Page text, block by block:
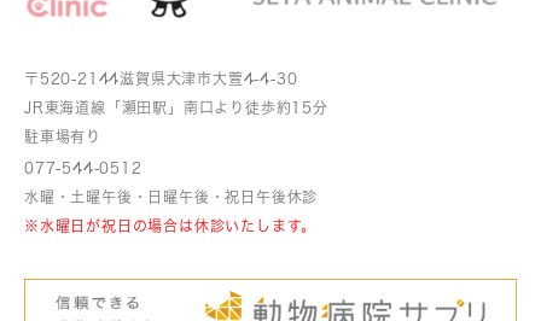
〒520-2144滋賀県大津市大萱4-4-30
JR東海道線「瀬田駅」南口より徒歩約15分
駐車場有り
077-544-0512
水曜・土曜午後・日曜午後・祝日午後休診
※水曜日が祝日の場合は休診いたします。